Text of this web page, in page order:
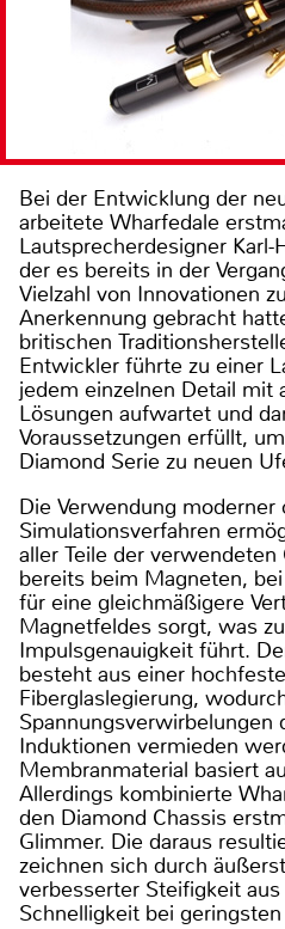
Bei der Entwicklung der
arbeitete Wharfedale
Lautsprecherdesigner Karl-
der es bereits in der
Vielzahl von Innovationen
Anerkennung gebracht
britischen
Entwickler führte zu einer
jedem einzelnen Detail mit
Lösungen aufwartet und
Voraussetzungen erfüllt,
Diamond Serie zu neuen
Die Verwendung
Simulationsverfahren
aller Teile der
bereits beim Magneten,
für eine gleichmäßigere
Magnetfeldes sorgt, was
Impulsgenauigkeit führt.
besteht aus einer
Fiberglaslegierung,
Spannungsverwirbelungen
Induktionen vermieden
Membranmaterial basiert
Allerdings kombinierte
den Diamond Chassis
Glimmer. Die daraus
zeichnen sich durch
verbesserter Steifigkeit
Schnelligkeit bei